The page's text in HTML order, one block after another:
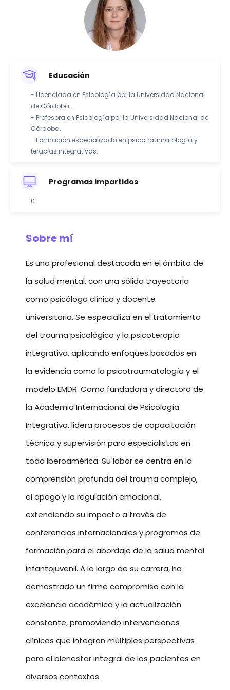
Educación
- Licenciada en Psicología por la Universidad Nacional
de Córdoba.
- Profesora en Psicología por la Universidad Nacional de
Córdoba.
- Formación especializada en psicotraumatología y
terapias integrativas.
Programas impartidos
0
Sobre mí
Es una profesional destacada en el ámbito de
la salud mental, con una sólida trayectoria
como psicóloga clínica y docente
universitaria. Se especializa en el tratamiento
del trauma psicológico y la psicoterapia
integrativa, aplicando enfoques basados en
la evidencia como la psicotraumatología y el
modelo EMDR. Como fundadora y directora de
la Academia Internacional de Psicología
Integrativa, lidera procesos de capacitación
técnica y supervisión para especialistas en
toda Iberoamérica. Su labor se centra en la
comprensión profunda del trauma complejo,
el apego y la regulación emocional,
extendiendo su impacto a través de
conferencias internacionales y programas de
formación para el abordaje de la salud mental
infantojuvenil. A lo largo de su carrera, ha
demostrado un firme compromiso con la
excelencia académica y la actualización
constante, promoviendo intervenciones
clínicas que integran múltiples perspectivas
para el bienestar integral de los pacientes en
diversos contextos.